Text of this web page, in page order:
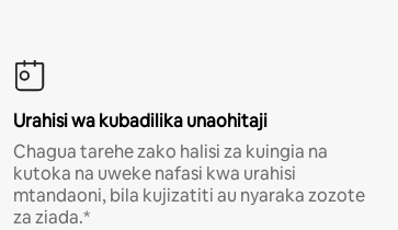
Urahisi wa kubadilika unaohitaji
Chagua tarehe zako halisi za kuingia na
kutoka na uweke nafasi kwa urahisi
mtandaoni, bila kujizatiti au nyaraka zozote
za ziada.*